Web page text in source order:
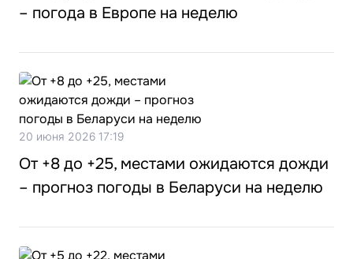
– погода в Европе на неделю
20 июня 2026 17:19
От +8 до +25, местами ожидаются дожди
– прогноз погоды в Беларуси на неделю